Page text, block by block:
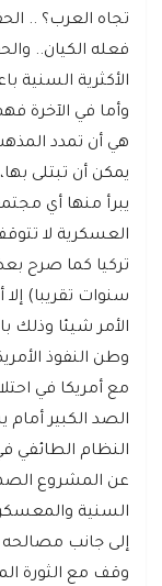
تجاه العرب؟ ..
فعله الكيان..
الأكثرية السنية
وأما في الآخرة
هي أن تمدد
يمكن أن تبتلى
يبرأ منها أي
العسكرية لا
تركيا كما صرح
سنوات تقريبا)
الأمر شيئا وذلك
وطن النفوذ
مع أمريكا في
الصد الكبير أمام
النظام الطائفي
عن المشروع
السنية
إلى جانب مصالحه
وقف مع الثورة